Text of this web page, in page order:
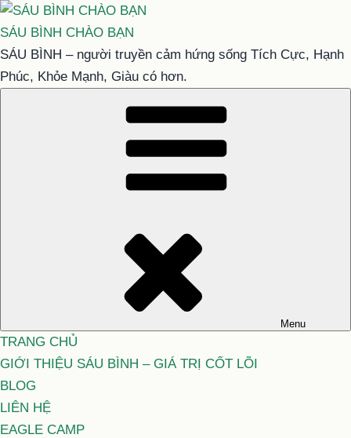
Chuyển
đến
phần
nội
SÁU BÌNH CHÀO BẠN
SÁU BÌNH – người truyền cảm hứng sống Tích Cực, Hạnh
Phúc, Khỏe Mạnh, Giàu có hơn.
Menu
TRANG CHỦ
GIỚI THIỆU SÁU BÌNH – GIÁ TRỊ CỐT LÕI
BLOG
LIÊN HỆ
EAGLE CAMP